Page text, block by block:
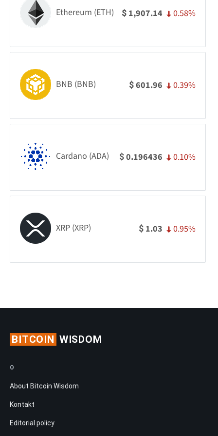
Ethereum (ETH) $ 1,907.14 0.58%
BNB (BNB) $601.96 0.39%
Cardano (ADA) $0.196436 0.10%
XRP (XRP) $ 1.03 0.95%
BITCOIN WISDOM
O
About Bitcoin Wisdom
Kontakt
Editorial policy